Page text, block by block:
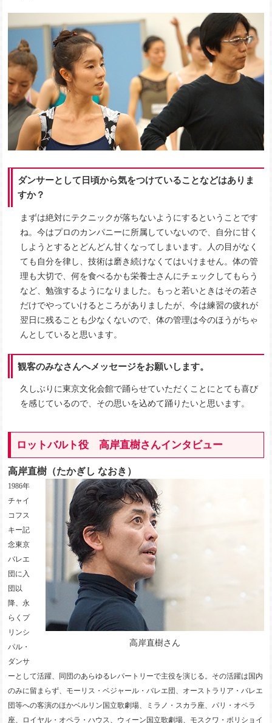
ダンサーとして日頃から気をつけていることなどはありま
すか？
まずは絶対にテクニックが落ちないようにするということです
ね。今はプロのカンパニーに所属していないので、自分に甘く
しようとするとどんどん甘くなってしまいます。人の目がなく
ても自分を律し、技術は磨き続けなくてはいけません。体の管
理も大切で、何を食べるかも栄養士さんにチェックしてもらう
など、勉強するようになりました。もっと若いときはその若さ
だけでやっていけるところがありましたが、今は練習の疲れが
翌日に残ることも少なくないので、体の管理は今のほうがちゃ
んとしていると思います。
観客のみなさんへメッセージをお願いします。
久しぶりに東京文化会館で踊らせていただくことにとても喜び
を感じているので、その思いを込めて踊りたいと思います。
ロットバルト役 高岸直樹さんインタビュー
高岸直樹（たかぎし なおき）
高岸直樹さん
1986年
チャイ
コフス
キー記
念東京
バレエ
団に入
団以
降、永
らくプ
リンシ
パル・
ダンサ
ーとして活躍、同団のあらゆるレパートリーで主役を演じる。その活躍は国内
のみに留まらず、モーリス・ベジャール・バレエ団、オーストラリア・バレエ
団等への客演のほかベルリン国立歌劇場、ミラノ・スカラ座、パリ・オペラ
座、ロイヤル・オペラ・ハウス、ウィーン国立歌劇場、モスクワ・ボリショイ